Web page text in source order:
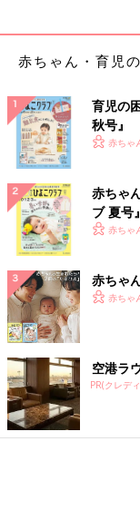
赤ちゃん・育児
育児の
秋号』
いっぱ
赤ちゃ
赤ちゃ
ブ 夏号
く！ お
赤ちゃ
赤ちゃ
赤ちゃ
空港ラ
PR(クレデ